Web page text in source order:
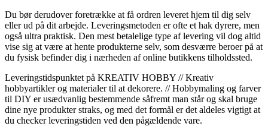
Du bør derudover foretrække at få ordren leveret hjem til dig selv
eller ud på dit arbejde. Leveringsmetoden er ofte et hak dyrere, men
også ultra praktisk. Den mest betalelige type af levering vil dog altid
vise sig at være at hente produkterne selv, som desværre beroer på at
du fysisk befinder dig i nærheden af online butikkens tilholdssted.
Leveringstidspunktet på KREATIV HOBBY // Kreativ
hobbyartikler og materialer til at dekorere. // Hobbymaling og farver
til DIY er usædvanlig bestemmende såfremt man står og skal bruge
dine nye produkter straks, og med det formål er det aldeles vigtigt at
du checker leveringstiden ved den pågældende vare.